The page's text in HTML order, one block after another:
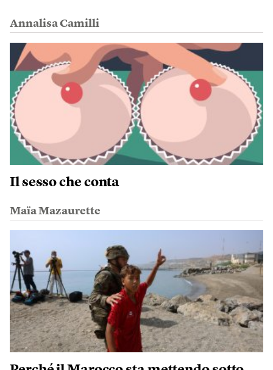
Annalisa Camilli
Il sesso che conta
Maïa Mazaurette